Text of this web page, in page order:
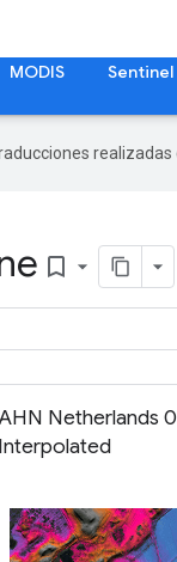
MODIS Sentinel
realizadas
bookmark_border
Netherlands
Interpolated